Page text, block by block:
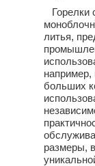
Горелки
литья,
например,
больших
размеры,